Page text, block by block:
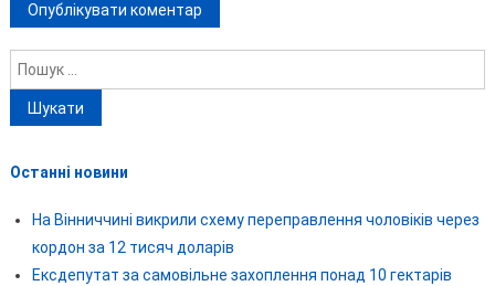
Пошук:
Останні новини
На Вінниччині викрили схему переправлення чоловіків через
кордон за 12 тисяч доларів
Ексдепутат за самовільне захоплення понад 10 гектарів